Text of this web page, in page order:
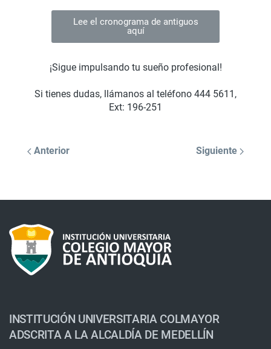
Lee el cronograma de antiguos
aquí
¡Sigue impulsando tu sueño profesional!
Si tienes dudas, llámanos al teléfono 444 5611,
Ext: 196-251
Anterior Siguiente
INSTITUCIÓN UNIVERSITARIA COLMAYOR
ADSCRITA A LA ALCALDÍA DE MEDELLÍN